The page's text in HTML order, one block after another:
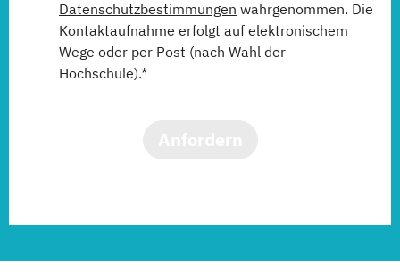
Datenschutzbestimmungen wahrgenommen. Die
Kontaktaufnahme erfolgt auf elektronischem
Wege oder per Post (nach Wahl der
Hochschule).*